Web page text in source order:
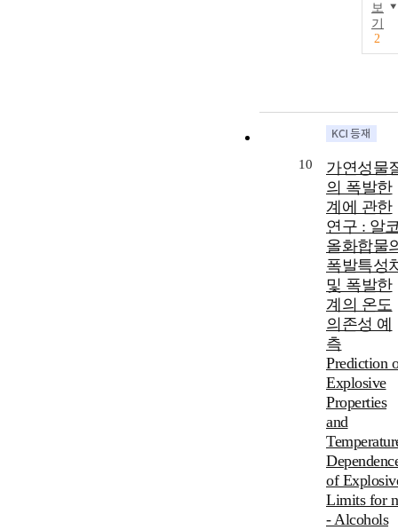
보
기
2
10
가연성물
의 폭발한
계에 관한
연구 : 알
올화합물
폭발특성
및 폭발한
계의 온도
의존성 예
측
Prediction
Explosive
Properties
and
of
Limits for n
- Alcohols